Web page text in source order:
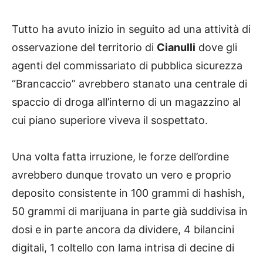
Tutto ha avuto inizio in seguito ad una attività di
osservazione del territorio di Cianulli dove gli
agenti del commissariato di pubblica sicurezza
“Brancaccio” avrebbero stanato una centrale di
spaccio di droga all’interno di un magazzino al
cui piano superiore viveva il sospettato.
Una volta fatta irruzione, le forze dell’ordine
avrebbero dunque trovato un vero e proprio
deposito consistente in 100 grammi di hashish,
50 grammi di marijuana in parte già suddivisa in
dosi e in parte ancora da dividere, 4 bilancini
digitali, 1 coltello con lama intrisa di decine di